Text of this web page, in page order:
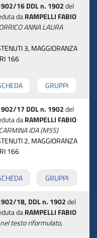
16 DDL n. 1902del
daRAMPELLI FABIO
ANNA LAURA
3, MAGGIORANZA
166
GRUPPI
17 DDL n. 1902del
daRAMPELLI FABIO
IDA (M5S)
2, MAGGIORANZA
166
GRUPPI
18, DDL n. 1902del
daRAMPELLI FABIO
testo riformulato,